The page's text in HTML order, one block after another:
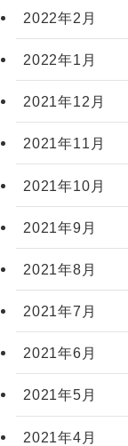
2022年2月
2022年1月
2021年12月
2021年11月
2021年10月
2021年9月
2021年8月
2021年7月
2021年6月
2021年5月
2021年4月